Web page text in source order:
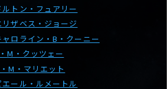
ルトン・フュアリー
リザベス・ジョージ
ャロライン・B・クーニー
M・クッツェー
M・マリエット
エール・ルメートル